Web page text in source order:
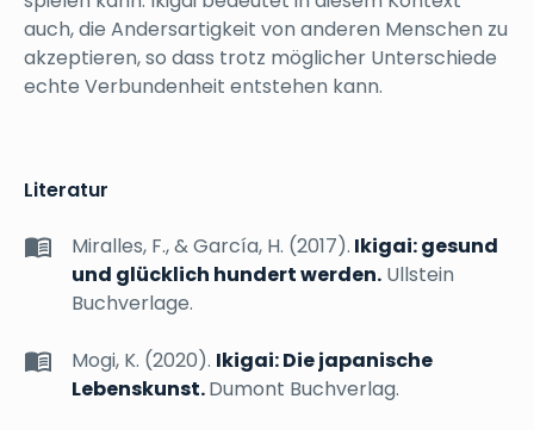
auch, die Andersartigkeit von anderen Menschen zu
akzeptieren, so dass trotz möglicher Unterschiede
echte Verbundenheit entstehen kann.
Literatur
Miralles, F., & García, H. (2017). Ikigai: gesund
und glücklich hundert werden. Ullstein
Buchverlage.
Mogi, K. (2020). Ikigai: Die japanische
Lebenskunst.Dumont Buchverlag.